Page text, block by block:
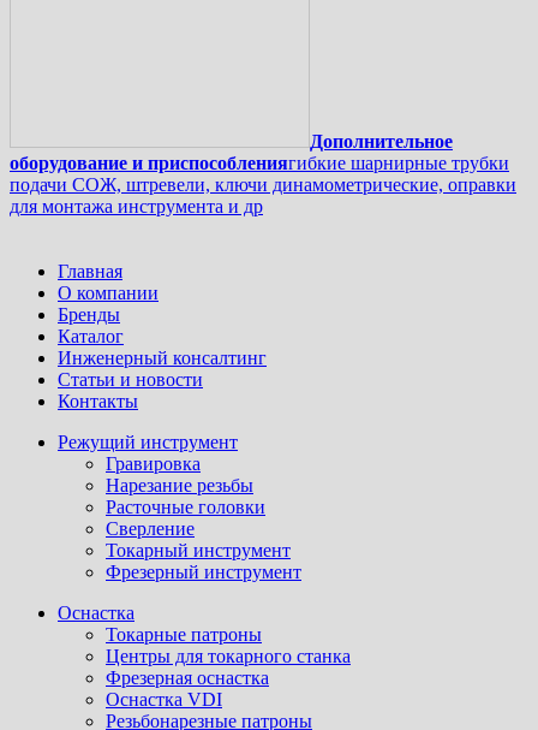
Дополнительное
оборудование и приспособлениягибкие шарнирные трубки
подачи СОЖ, штревели, ключи динамометрические, оправки
для монтажа инструмента и др
Главная
О компании
Бренды
Каталог
Инженерный консалтинг
Статьи и новости
Контакты
Режущий инструмент
Гравировка
Нарезание резьбы
Расточные головки
Сверление
Токарный инструмент
Фрезерный инструмент
Оснастка
Токарные патроны
Центры для токарного станка
Фрезерная оснастка
Оснастка VDI
Резьбонарезные патроны